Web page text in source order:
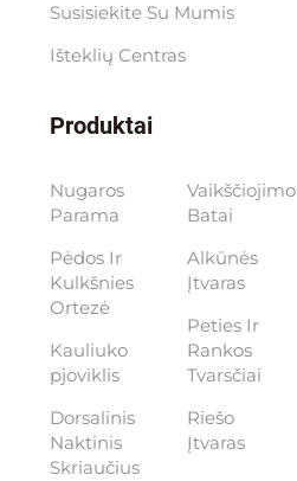
Susisiekite Su Mumis
Išteklių Centras
Produktai
Nugaros
Parama
Pėdos Ir
Kulkšnies
Ortezė
Kauliuko
pjoviklis
Dorsalinis
Naktinis
Skriaučius
Vaikščiojimo
Batai
Alkūnės
Įtvaras
Peties Ir
Rankos
Tvarsčiai
Riešo
Įtvaras